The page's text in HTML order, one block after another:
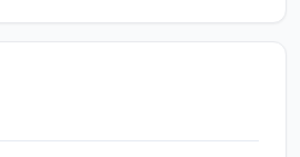
un año al pagar con la tarjeta elegible
te protege hasta por 200 USD por
por año.